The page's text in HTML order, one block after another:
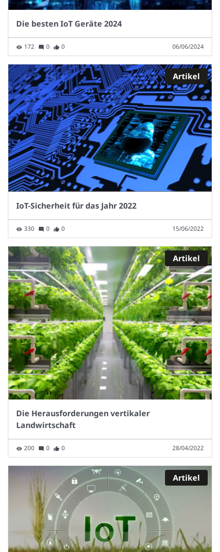
Die besten IoT Geräte 2024
172 0 0 06/06/2024
Artikel
IoT-Sicherheit für das Jahr 2022
330 0 0 15/06/2022
Artikel
Die Herausforderungen vertikaler
Landwirtschaft
200 0 0 28/04/2022
Artikel